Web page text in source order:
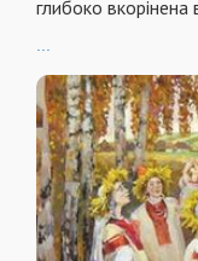
глибоко вкорінена
...